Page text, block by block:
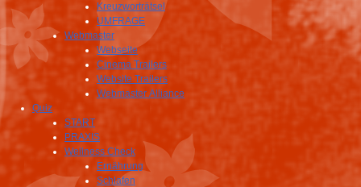
Kreuzworträtsel
UMFRAGE
Webmaster
Webseite
Cinema Trailers
Website Trailers
Webmaster Alliance
Quiz
START
PRAXIS
Wellness Check
Ernährung
Schlafen